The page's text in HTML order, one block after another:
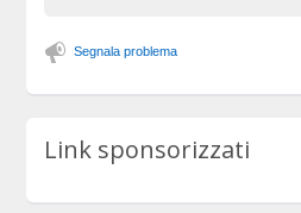
Segnala problema
Link sponsorizzati